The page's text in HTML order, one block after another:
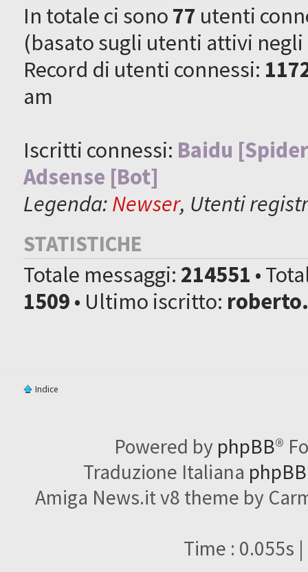
In totale ci sono77 utenti
(basato sugli utenti attivi
Record di utenti connessi:
am
Iscritti connessi: Baidu
Adsense [Bot]
Legenda:Newser, Utenti
STATISTICHE
Totale messaggi: 214551 •
1509• Ultimo iscritto:
Indice
Powered by phpBB®
Traduzione Italiana
Amiga News.it v8 theme by
Time : 0.055s